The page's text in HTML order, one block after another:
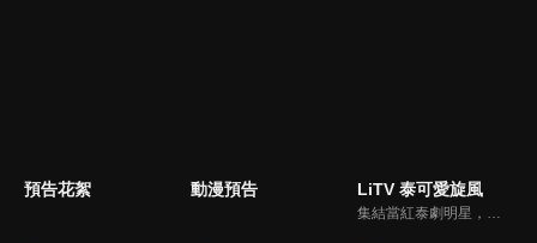
預告花絮 動漫預告 LiTV 泰可愛旋風
集結當紅泰劇明星，獨家揭露他們的幕後小秘密